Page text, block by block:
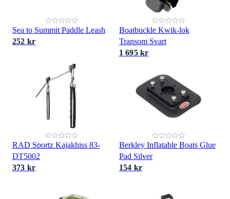
Sea to Summit Paddle Leash
252 kr
Boatbuckle Kwik-lok
Transom Svart
1 695 kr
RAD Sportz Kajakhiss 83-
DT5002
373 kr
Berkley Inflatable Boats Glue
Pad Silver
154 kr